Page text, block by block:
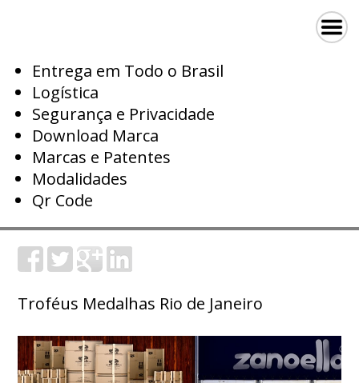
Entrega em Todo o Brasil
Logística
Segurança e Privacidade
Download Marca
Marcas e Patentes
Modalidades
Qr Code
Troféus Medalhas Rio de Janeiro